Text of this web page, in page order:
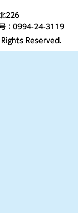
226
：0994-24-3119
Reserved.